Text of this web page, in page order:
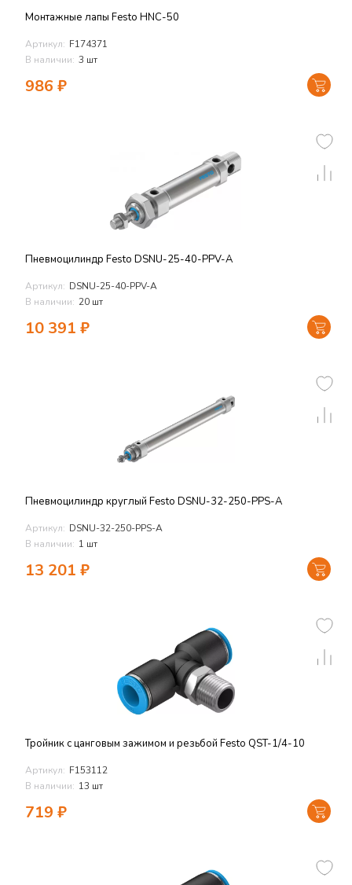
Монтажные лапы Festo HNC-50
Артикул: F174371
В наличии: 3 шт
986 ₽
Пневмоцилиндр Festo DSNU-25-40-PPV-A
Артикул: DSNU-25-40-PPV-A
В наличии: 20 шт
10 391 ₽
Пневмоцилиндр круглый Festo DSNU-32-250-PPS-A
Артикул: DSNU-32-250-PPS-A
В наличии: 1 шт
13 201 ₽
Тройник с цанговым зажимом и резьбой Festo QST-1/4-10
Артикул: F153112
В наличии: 13 шт
719 ₽